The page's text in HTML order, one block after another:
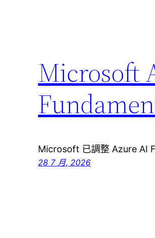
Microsoft
Microsoft 已調整 Azure AI
28 7 月, 2026